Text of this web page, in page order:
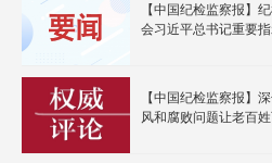
【中国纪检监察报】
会习近平总书记重要
【中国纪检监察报】
风和腐败问题让老百